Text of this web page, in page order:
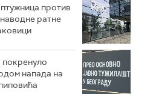
против
ратне
напада на